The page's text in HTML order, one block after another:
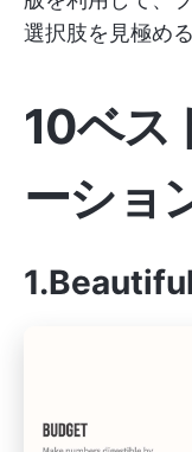
選択肢を見極め
10ベス
ーショ